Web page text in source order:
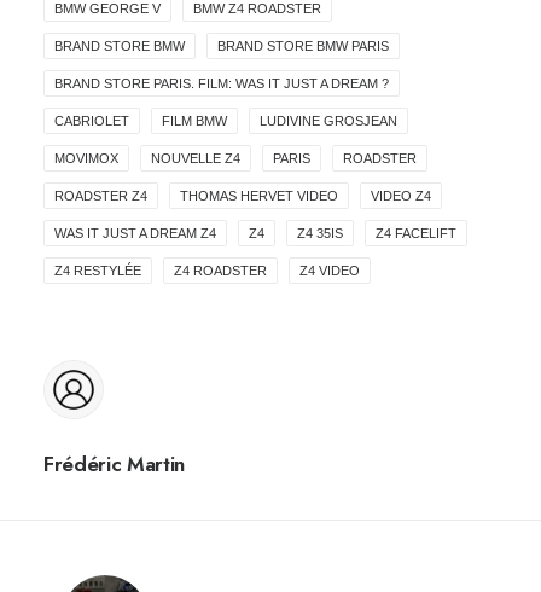
BMW GEORGE V BMW Z4 ROADSTER
BRAND STORE BMW BRAND STORE BMW PARIS
BRAND STORE PARIS. FILM: WAS IT JUST A DREAM ?
CABRIOLET FILM BMW LUDIVINE GROSJEAN
MOVIMOX NOUVELLE Z4 PARIS ROADSTER
ROADSTER Z4 THOMAS HERVET VIDEO VIDEO Z4
WAS IT JUST A DREAM Z4 Z4 Z4 35IS Z4 FACELIFT
Z4 RESTYLÉE Z4 ROADSTER Z4 VIDEO
Frédéric Martin